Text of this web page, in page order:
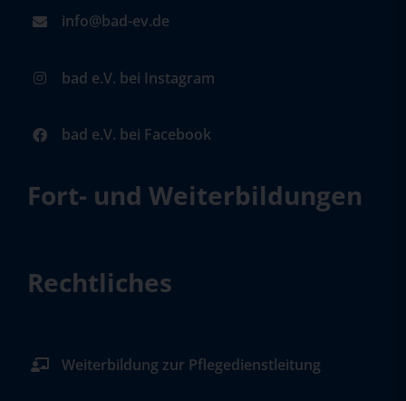
info@bad-ev.de
bad e.V. bei Instagram
bad e.V. bei Facebook
Fort- und Weiterbildungen
Rechtliches
Weiterbildung zur Pflegedienstleitung